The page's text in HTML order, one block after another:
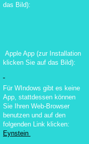
das Bild):
Apple App (zur Installation
klicken Sie auf das Bild):
Für WIndows gibt es keine
App, stattdessen können
Sie Ihren Web-Browser
benutzen und auf den
folgenden Link klicken:
Eynstein